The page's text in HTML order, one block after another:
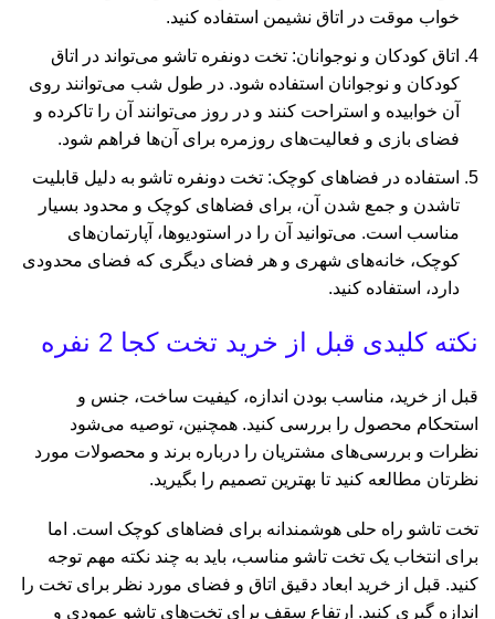
خواب موقت در اتاق نشیمن استفاده کنید.
اتاق کودکان و نوجوانان: تخت دونفره تاشو می‌تواند در اتاق
کودکان و نوجوانان استفاده شود. در طول شب می‌توانند روی
آن خوابیده و استراحت کنند و در روز می‌توانند آن را تاکرده و
فضای بازی و فعالیت‌های روزمره برای آن‌ها فراهم شود.
استفاده در فضاهای کوچک: تخت دونفره تاشو به دلیل قابلیت
تاشدن و جمع شدن آن، برای فضاهای کوچک و محدود بسیار
مناسب است. می‌توانید آن را در استودیوها، آپارتمان‌های
کوچک، خانه‌های شهری و هر فضای دیگری که فضای محدودی
دارد، استفاده کنید.
نکته کلیدی قبل از خرید تخت کجا 2 نفره
قبل از خرید، مناسب بودن اندازه، کیفیت ساخت، جنس و
استحکام محصول را بررسی کنید. همچنین، توصیه می‌شود
نظرات و بررسی‌های مشتریان را درباره برند و محصولات مورد
نظرتان مطالعه کنید تا بهترین تصمیم را بگیرید.
تخت تاشو راه حلی هوشمندانه برای فضاهای کوچک است. اما
برای انتخاب یک تخت تاشو مناسب، باید به چند نکته مهم توجه
کنید. قبل از خرید ابعاد دقیق اتاق و فضای مورد نظر برای تخت را
اندازه گیری کنید. ارتفاع سقف برای تخت‌های تاشو عمودی و